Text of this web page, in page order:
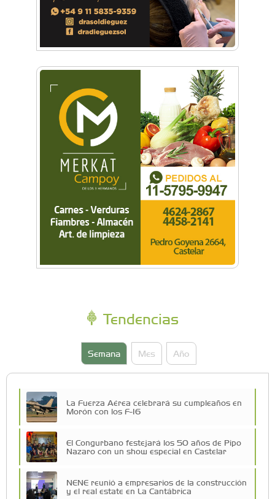
Tendencias
Semana Mes Año
La Fuerza Aérea celebrará su cumpleaños en
Morón con los F-16
El Congurbano festejará los 50 años de Pipo
Nazaro con un show especial en Castelar
NENE reunió a empresarios de la construcción
y el real estate en La Cantábrica